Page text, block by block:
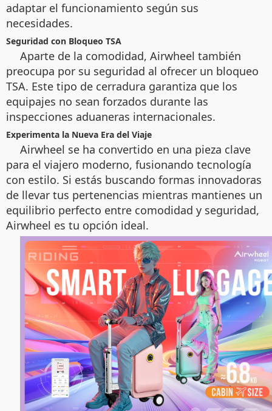
adaptar el funcionamiento según sus
necesidades.
Seguridad con Bloqueo TSA
Aparte de la comodidad, Airwheel también
preocupa por su seguridad al ofrecer un bloqueo
TSA. Este tipo de cerradura garantiza que los
equipajes no sean forzados durante las
inspecciones aduaneras internacionales.
Experimenta la Nueva Era del Viaje
Airwheel se ha convertido en una pieza clave
para el viajero moderno, fusionando tecnología
con estilo. Si estás buscando formas innovadoras
de llevar tus pertenencias mientras mantienes un
equilibrio perfecto entre comodidad y seguridad,
Airwheel es tu opción ideal.